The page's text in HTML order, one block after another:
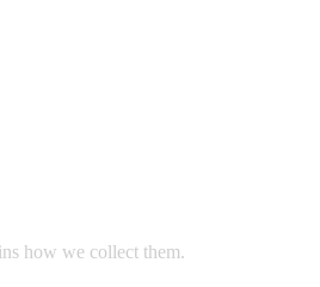
how we collect them.